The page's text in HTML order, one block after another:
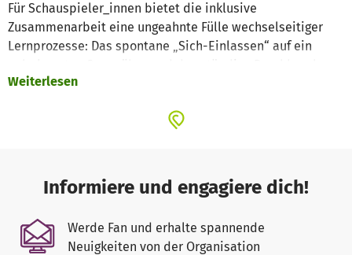
Für Schauspieler_innen bietet die inklusive
Zusammenarbeit eine ungeahnte Fülle wechselseitiger
Lernprozesse: Das spontane „Sich-Einlassen“ auf ein
der eigenen Erwartungen, wird als eine elementare
auch, Räume für inklusive Begegnungen auf Augenhöhe zu
öffnen und diese für unsere Gesellschaft nutzbar zu
machen. Es gibt sehr viel, was wir voneinander lernen
können!
Weiterlesen
Informiere und engagiere dich!
Werde Fan und erhalte spannende
Neuigkeiten von der Organisation